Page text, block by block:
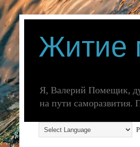
Житие
Я, Валерий Помещик,
на пути саморазвития.